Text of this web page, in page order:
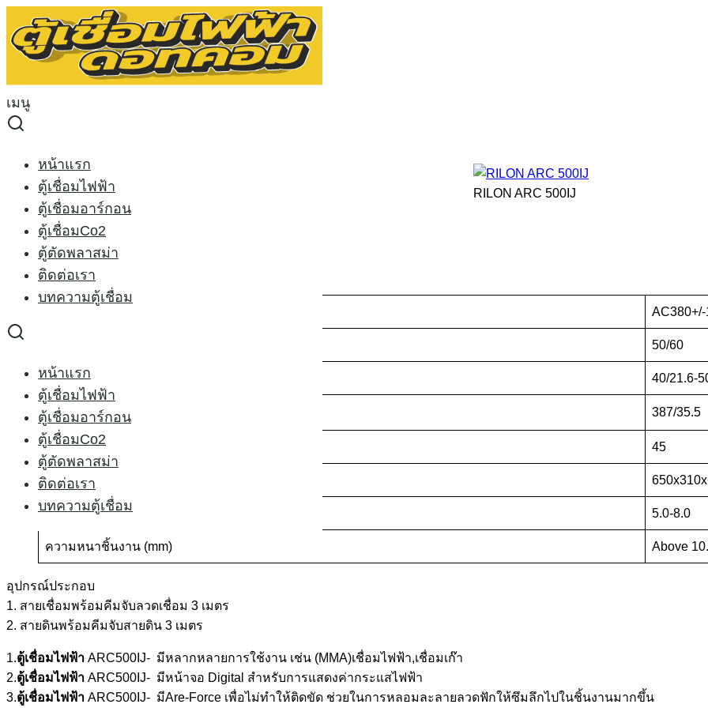
to
content
เมนู
หน้าแรก
ตู้เชื่อมไฟฟ้า
ตู้เชื่อมอาร์กอน
ตู้เชื่อมCo2
ตู้ตัดพลาสม่า
ติดต่อเรา
บทความตู้เชื่อม
หน้าแรก
ตู้เชื่อมไฟฟ้า
ตู้เชื่อมอาร์กอน
ตู้เชื่อมCo2
ตู้ตัดพลาสม่า
ติดต่อเรา
บทความตู้เชื่อม
Search
for:
ตู้เชื่อมไฟฟ้า RILON ARC 500IJ
ตู้เชื่อมไฟฟ้า RILON ARC 500IJ
RILON ARC 500IJ
Rilon ARC 500IJ 380V
ตู้เชื่อมไฟฟ้า(เชื่อมธูป)
50/60
กระแสไฟเชื่อม (A/V) 40/21.6-
ประสิทธิภาพ (25 387/35.5
น้ำหนัก (Kg) 45
ขนาด (LxWxH.mm)
ขนาดลวดที่เชื่อมได้ (mm) 5.0-8.0
ความหนาชิ้นงาน (mm) Above
อุปกรณ์ประกอบ
1. สายเชื่อมพร้อมคีมจับลวดเชื่อม 3 เมตร
2. สายดินพร้อมคีมจับสายดิน 3 เมตร
1.ตู้เชื่อมไฟฟ้า ARC500IJ- มีหลากหลายการใช้งาน เช่น (MMA)เชื่อมไฟฟ้า,เชื่อมเก๊า
2.ตู้เชื่อมไฟฟ้า ARC500IJ- มีหน้าจอ Digital สำหรับการแสดงค่ากระแสไฟฟ้า
3.ตู้เชื่อมไฟฟ้า ARC500IJ- มีAre-Force เพื่อไม่ทำให้ติดขัด ช่วยในการหลอมละลายลวดฟักให้ซึมลึกไปในชิ้นงานมากขึ้น